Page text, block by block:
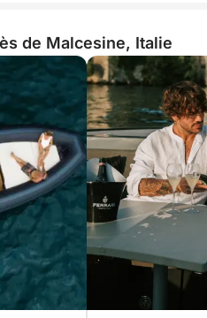
de Malcesine, Italie